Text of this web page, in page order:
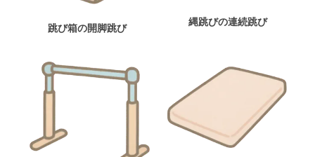
跳び箱の開脚跳び
縄跳びの連続跳び